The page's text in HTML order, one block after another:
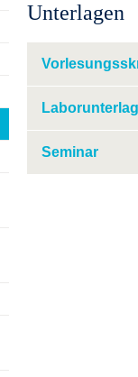
Unterlagen
Seminar